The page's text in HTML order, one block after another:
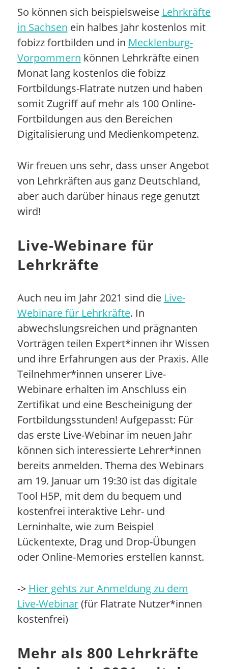
So können sich beispielsweise Lehrkräfte
in Sachsen ein halbes Jahr kostenlos mit
fobizz fortbilden und in Mecklenburg-
Vorpommern können Lehrkräfte einen
Monat lang kostenlos die fobizz
Fortbildungs-Flatrate nutzen und haben
somit Zugriff auf mehr als 100 Online-
Fortbildungen aus den Bereichen
Digitalisierung und Medienkompetenz.
Wir freuen uns sehr, dass unser Angebot
von Lehrkräften aus ganz Deutschland,
aber auch darüber hinaus rege genutzt
wird!
Live-Webinare für
Lehrkräfte
Auch neu im Jahr 2021 sind die Live-
Webinare für Lehrkräfte. In
abwechslungsreichen und prägnanten
Vorträgen teilen Expert*innen ihr Wissen
und ihre Erfahrungen aus der Praxis. Alle
Teilnehmer*innen unserer Live-
Webinare erhalten im Anschluss ein
Zertifikat und eine Bescheinigung der
Fortbildungsstunden! Aufgepasst: Für
das erste Live-Webinar im neuen Jahr
können sich interessierte Lehrer*innen
bereits anmelden. Thema des Webinars
am 19. Januar um 19:30 ist das digitale
Tool H5P, mit dem du bequem und
kostenfrei interaktive Lehr- und
Lerninhalte, wie zum Beispiel
Lückentexte, Drag und Drop-Übungen
oder Online-Memories erstellen kannst.
-> Hier gehts zur Anmeldung zu dem
Live-Webinar(für Flatrate Nutzer*innen
kostenfrei)
Mehr als 800 Lehrkräfte